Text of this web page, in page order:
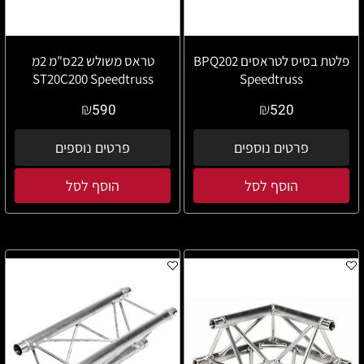
פלטת בסיס לטראסים BPQ202
Speedtruss
₪520
פרטים נוספים
הוסף לסל
טראס משולש 22ס"מ 2מ
ST20C200 Speedtruss
₪590
פרטים נוספים
הוסף לסל